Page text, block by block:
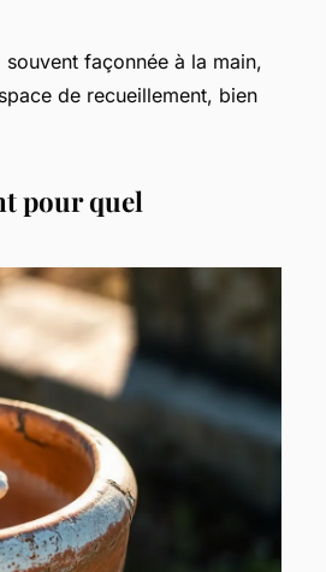
façonnée à la main,
de recueillement, bien
pour quel